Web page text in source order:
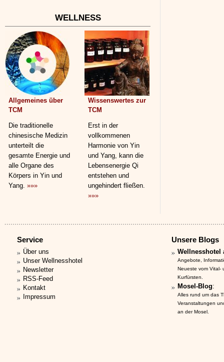
WELLNESS
Allgemeines über
TCM
Die traditionelle
chinesische Medizin
unterteilt die
gesamte Energie und
alle Organe des
Körpers in Yin und
Yang. »»»
Wissenswertes zur
TCM
Erst in der
vollkommenen
Harmonie von Yin
und Yang, kann die
Lebensenergie Qi
entstehen und
ungehindert fließen.
»»»
Service
Über uns
Unser Wellnesshotel
Newsletter
RSS-Feed
Kontakt
Impressum
Unsere Blogs
Wellnesshotel
Angebote,
Neueste vom Vital-
Kurfürsten.
Mosel-Blog:
Alles rund um das
Veranstaltungen
an der Mosel.